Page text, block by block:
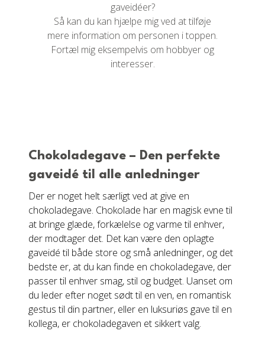
gaveidéer?
Så kan du kan hjælpe mig ved at tilføje
mere information om personen i toppen.
Fortæl mig eksempelvis om hobbyer og
interesser.
Chokoladegave – Den perfekte
gaveidé til alle anledninger
Der er noget helt særligt ved at give en
chokoladegave. Chokolade har en magisk evne til
at bringe glæde, forkælelse og varme til enhver,
der modtager det. Det kan være den oplagte
gaveidé til både store og små anledninger, og det
bedste er, at du kan finde en chokoladegave, der
passer til enhver smag, stil og budget. Uanset om
du leder efter noget sødt til en ven, en romantisk
gestus til din partner, eller en luksuriøs gave til en
kollega, er chokoladegaven et sikkert valg.